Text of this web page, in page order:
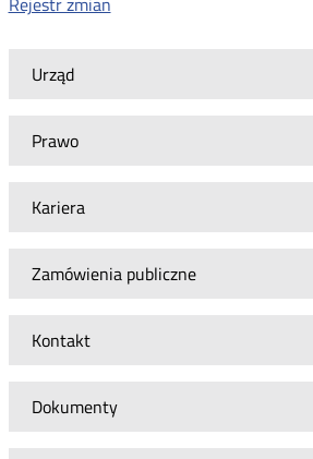
Urząd
Prawo
Kariera
Zamówienia publiczne
Kontakt
Dokumenty